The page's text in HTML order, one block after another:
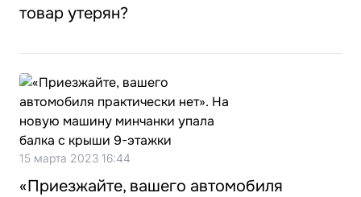
товар утерян?
15 марта 2023 16:44
«Приезжайте, вашего автомобиля